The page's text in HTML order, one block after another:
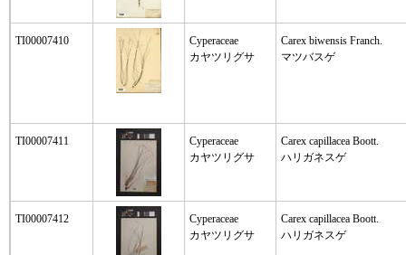
TI00007410
Cyperaceae
カヤツリグサ
Carex biwensis Franch.
マツバスゲ
TI00007411
Cyperaceae
カヤツリグサ
Carex capillacea Boott.
ハリガネスゲ
TI00007412
Cyperaceae
カヤツリグサ
Carex capillacea Boott.
ハリガネスゲ